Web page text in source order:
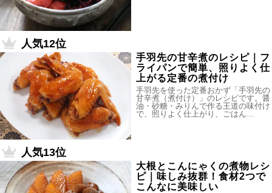
人気12位
手羽先の甘辛煮のレシピ｜フ
ライパンで簡単、照りよく仕
上がる定番の煮付け
手羽先を使った定番おかず「手羽先の
甘辛煮（煮付け）」のレシピです。醤
油・砂糖・みりんで作る王道の味付け
で、照りよく仕上がり、ごはん…
人気13位
大根とこんにゃくの煮物レシ
ピ｜味しみ抜群！食材2つで
こんなに美味しい